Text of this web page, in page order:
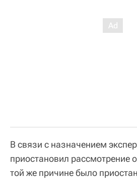
В связи с назначением
приостановил рассмотрение
той же причине было